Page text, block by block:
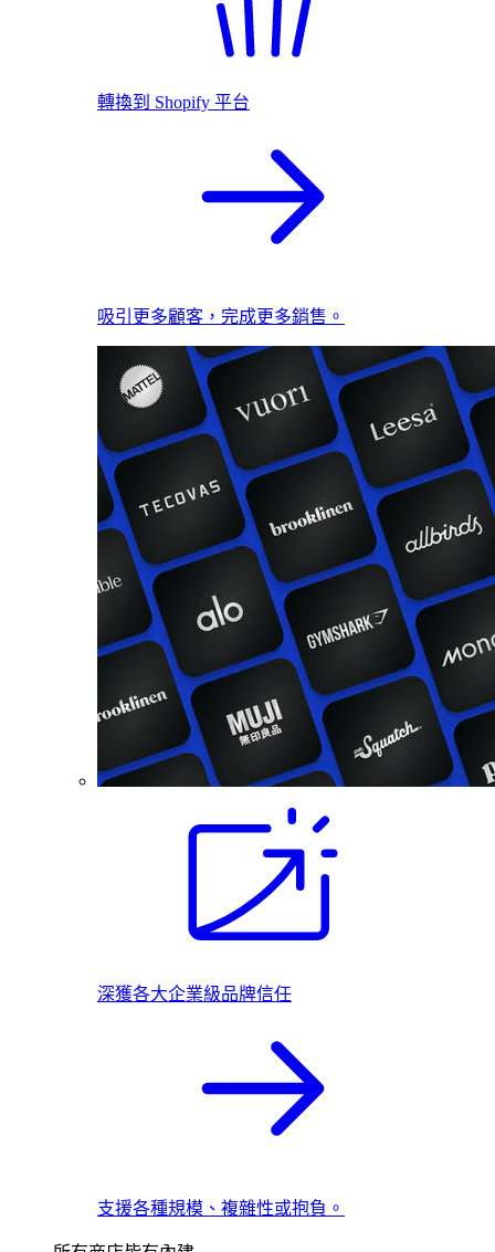
轉換到 Shopify 平台
吸引更多顧客，完成更多銷售。
深獲各大企業級品牌信任
支援各種規模、複雜性或抱負。